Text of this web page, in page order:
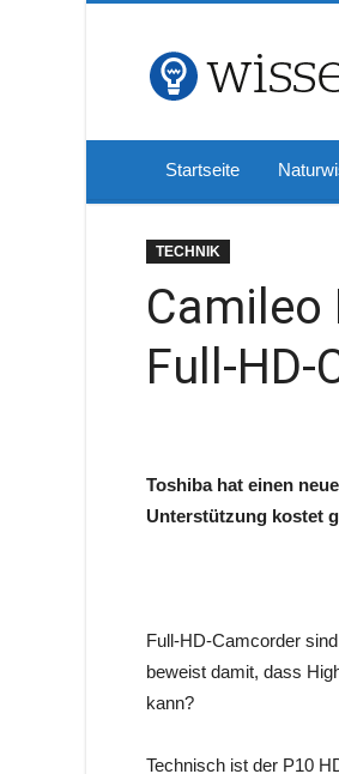
Startseite
TECHNIK
Camileo
Full-HD-
Toshiba hat einen
Unterstützung kostet
Full-HD-Camcorder
beweist damit, dass
kann?
Technisch ist der P10